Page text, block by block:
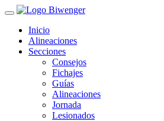
Inicio
Alineaciones
Secciones
Consejos
Fichajes
Guías
Alineaciones
Jornada
Lesionados